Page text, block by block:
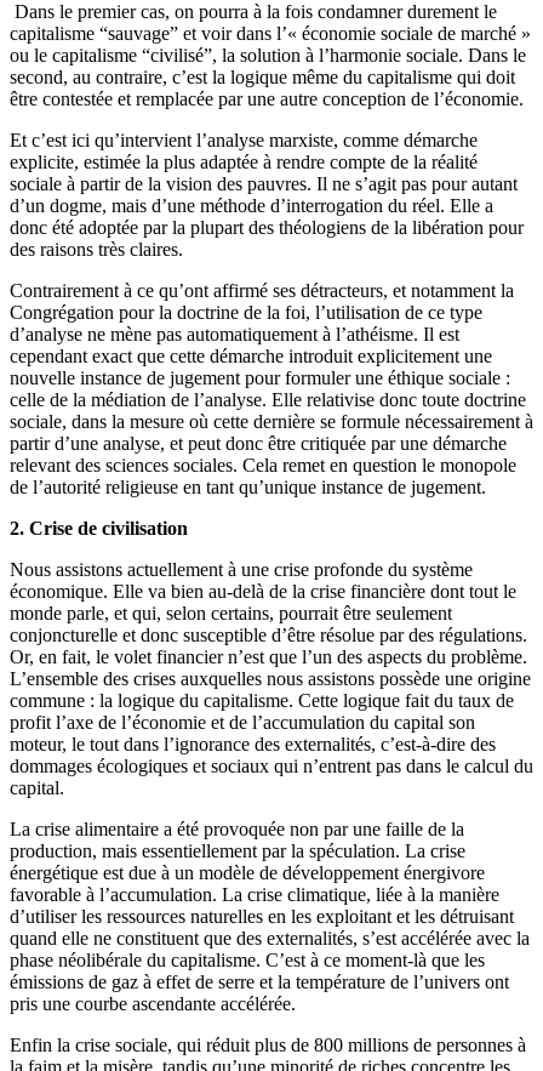
Dans le premier cas, on pourra à la fois condamner durement le
capitalisme “sauvage” et voir dans l’« économie sociale de marché »
ou le capitalisme “civilisé”, la solution à l’harmonie sociale. Dans le
second, au contraire, c’est la logique même du capitalisme qui doit
être contestée et remplacée par une autre conception de l’économie.
Et c’est ici qu’intervient l’analyse marxiste, comme démarche
explicite, estimée la plus adaptée à rendre compte de la réalité
sociale à partir de la vision des pauvres. Il ne s’agit pas pour autant
d’un dogme, mais d’une méthode d’interrogation du réel. Elle a
donc été adoptée par la plupart des théologiens de la libération pour
des raisons très claires.
Contrairement à ce qu’ont affirmé ses détracteurs, et notamment la
Congrégation pour la doctrine de la foi, l’utilisation de ce type
d’analyse ne mène pas automatiquement à l’athéisme. Il est
cependant exact que cette démarche introduit explicitement une
nouvelle instance de jugement pour formuler une éthique sociale :
celle de la médiation de l’analyse. Elle relativise donc toute doctrine
sociale, dans la mesure où cette dernière se formule nécessairement à
partir d’une analyse, et peut donc être critiquée par une démarche
relevant des sciences sociales. Cela remet en question le monopole
de l’autorité religieuse en tant qu’unique instance de jugement.
2. Crise de civilisation
Nous assistons actuellement à une crise profonde du système
économique. Elle va bien au-delà de la crise financière dont tout le
monde parle, et qui, selon certains, pourrait être seulement
conjoncturelle et donc susceptible d’être résolue par des régulations.
Or, en fait, le volet financier n’est que l’un des aspects du problème.
L’ensemble des crises auxquelles nous assistons possède une origine
commune : la logique du capitalisme. Cette logique fait du taux de
profit l’axe de l’économie et de l’accumulation du capital son
moteur, le tout dans l’ignorance des externalités, c’est-à-dire des
dommages écologiques et sociaux qui n’entrent pas dans le calcul du
capital.
La crise alimentaire a été provoquée non par une faille de la
production, mais essentiellement par la spéculation. La crise
énergétique est due à un modèle de développement énergivore
favorable à l’accumulation. La crise climatique, liée à la manière
d’utiliser les ressources naturelles en les exploitant et les détruisant
quand elle ne constituent que des externalités, s’est accélérée avec la
phase néolibérale du capitalisme. C’est à ce moment-là que les
émissions de gaz à effet de serre et la température de l’univers ont
pris une courbe ascendante accélérée.
Enfin la crise sociale, qui réduit plus de 800 millions de personnes à
la faim et la misère, tandis qu’une minorité de riches concentre les